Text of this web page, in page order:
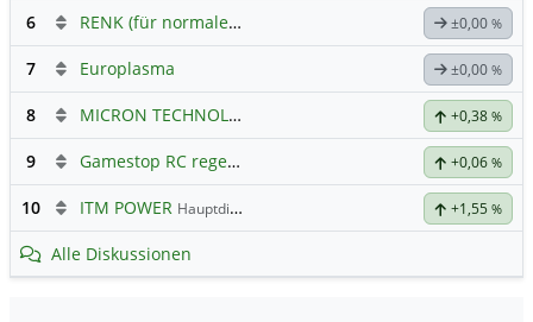
6 RENK (für normale, sachliche Kommunikation!) ±0,00 %
7 Europlasma ±0,00 %
8 MICRON TECHNOLOGY +0,38 %
9 Gamestop RC regelt ✌️ +0,06 %
10 ITM POWER Hauptdiskussion +1,55 %
Alle Diskussionen